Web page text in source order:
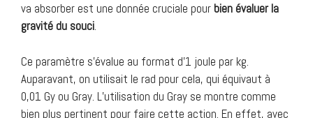
va absorber est une donnée cruciale pour bien évaluer la
gravité du souci.
Ce paramètre s’évalue au format d’1 joule par kg.
Auparavant, on utilisait le rad pour cela, qui équivaut à
0,01 Gy ou Gray. L’utilisation du Gray se montre comme
bien plus pertinent pour faire cette action. En effet, avec